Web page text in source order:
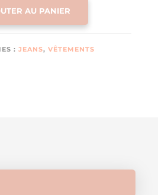
AU PANIER
: JEANS, VÊTEMENTS